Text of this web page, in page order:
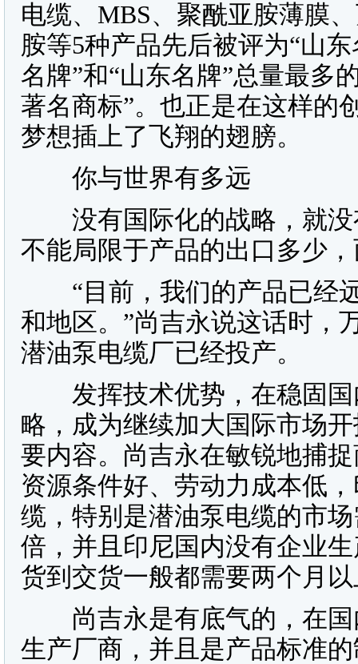
电缆、MBS、聚酰亚胺薄膜
胺等5种产品先后被评为“山
名牌”和“山东名牌”总量最多
著名商标”。也正是在这样的
梦想插上了飞翔的翅膀。
你与世界有多远
没有国际化的战略，就没
不能局限于产品的出口多少
“目前，我们的产品已经远
和地区。”尚吉永说这话时，
潜油泵电缆厂已经投产。
发挥技术优势，在稳固国
略，成为继续加大国际市场
要内容。尚吉永在敏锐地捕
资源条件好、劳动力成本低
缆，特别是潜油泵电缆的市
倍，并且印尼国内没有企业
货到交货一般都需要两个月
尚吉永是有底气的，在国
生产厂商，并且是产品标准